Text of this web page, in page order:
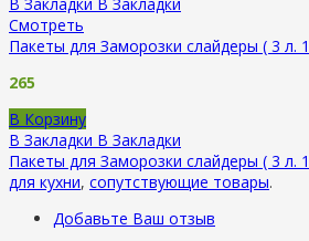
Смотреть
Пакеты для Заморозки слайдеры ( 3 л.
265
В Корзину
В Закладки В Закладки
Пакеты для Заморозки слайдеры ( 3 л.
для кухни, сопутствующие товары.
Добавьте Ваш отзыв